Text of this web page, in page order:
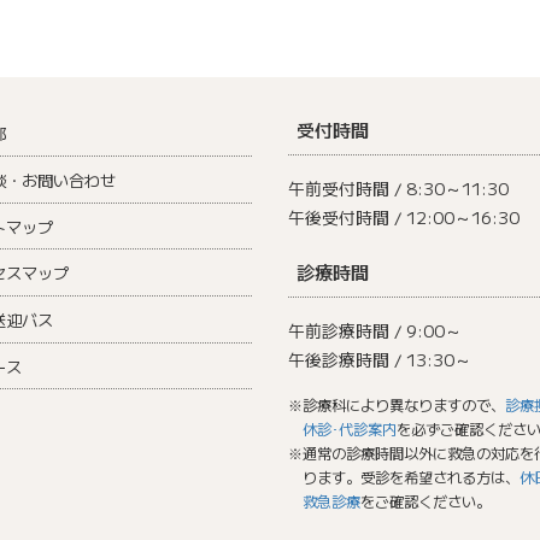
・お問い合わせ
マップ
スマップ
迎バス
ス
受付時間
午前受付時間 / 8:30～11:30
午後受付時間 / 12:00～16:30
診療時間
午前診療時間 / 9:00～
午後診療時間 / 13:30～
※診療科により異なりますので、 診療
休診･代診案内を必ずご確認くださ
※通常の診療時間以外に救急の対応を
ります。受診を希望される方は、休
救急診療をご確認ください。